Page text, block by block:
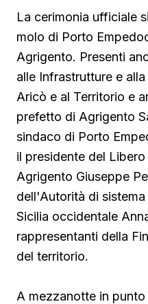
La cerimonia ufficiale
molo di Porto
Agrigento. Presenti
alle Infrastrutture e
Aricò e al Territorio e
prefetto di Agrigento
sindaco di Porto
il presidente del
Agrigento Giuseppe
dell'Autorità di
Sicilia occidentale
rappresentanti della
del territorio.
A mezzanotte in